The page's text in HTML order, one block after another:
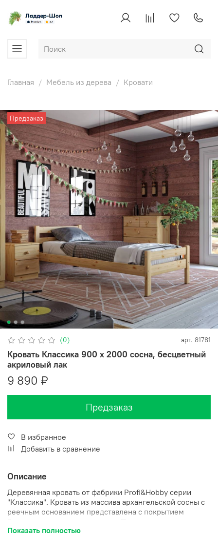
Главная Мебель из дерева Кровати
Предзаказ
(0) арт. 81781
Кровать Классика 900 х 2000 сосна, бесцветный
акриловый лак
9 890 ₽
Предзаказ
В избранное
Добавить в сравнение
Описание
Деревянная кровать от фабрики Profi&Hobby серии
"Классика". Кровать из массива архангельской сосны с
реечным основанием представлена с покрытием
выполнена из высококачественного натурального
Показать полностью